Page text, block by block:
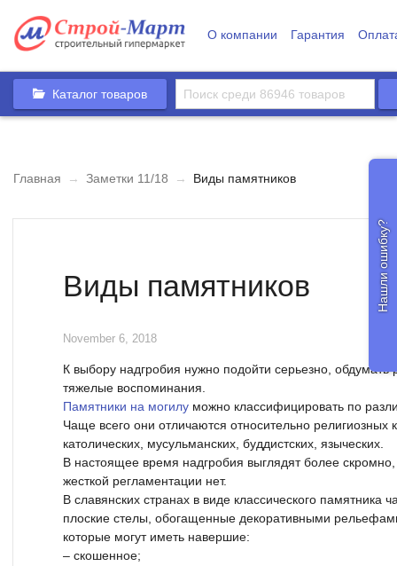
О компании Гарантия
Каталог товаров
Главная → Заметки 11/18 → Виды памятников
Виды памятников
November 6, 2018
К выбору надгробия нужно подойти серьезно, обдумать
тяжелые воспоминания.
Памятники на могилу можно классифицировать по
Чаще всего они отличаются относительно религиозных
католических, мусульманских, буддистских, языческих.
В настоящее время надгробия выглядят более
жесткой регламентации нет.
В славянских странах в виде классического памятника
плоские стелы, обогащенные декоративными
которые могут иметь навершие:
– скошенное;
Нашли ошибку?